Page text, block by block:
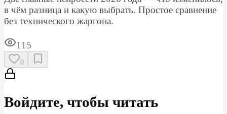
в чём разница и какую выбрать. Простое сравнение
без технического жаргона.
115
0
Войдите, чтобы читать